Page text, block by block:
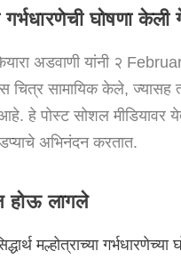
घोषणा केली
अडवाणी यांनी २
चित्र सामायिक केले, ज्यासह
हे पोस्ट सोशल मीडियावर
अभिनंदन करतात.
होऊ लागले
मल्होत्राच्या